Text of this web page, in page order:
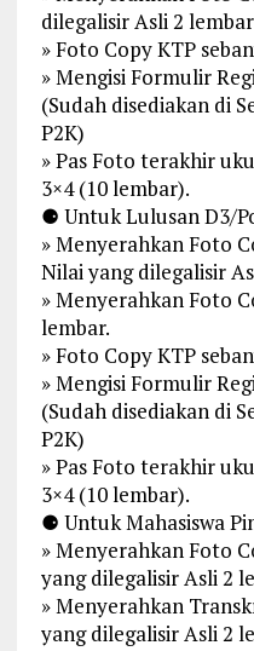
dilegalisir Asli 2
» Foto Copy KTP
» Mengisi Formulir
(Sudah disediakan di
P2K)
» Pas Foto terakhir
3×4 (10 lembar).
⚈ Untuk Lulusan D3/
» Menyerahkan Foto
Nilai yang dilegalisir
» Menyerahkan Foto
lembar.
» Foto Copy KTP
» Mengisi Formulir
(Sudah disediakan di
P2K)
» Pas Foto terakhir
3×4 (10 lembar).
⚈ Untuk Mahasiswa
» Menyerahkan Foto
yang dilegalisir Asli 2
» Menyerahkan
yang dilegalisir Asli 2